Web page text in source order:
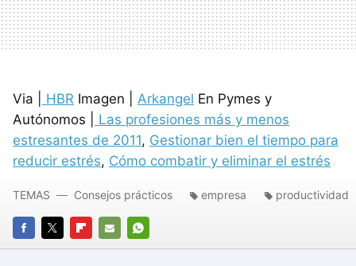
Via | HBR Imagen | Arkangel En Pymes y
Autónomos |
Las profesiones más y menos
estresantes de 2011, Gestionar bien el tiempo para
reducir estrés, Cómo combatir y eliminar el estrés
FACEBOOK
TWITTERFLIPBOARD
E-
WHATSAPP
TEMAS Consejos prácticos empresa productividad